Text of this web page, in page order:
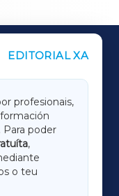
EDITORIAL XA
profesionais,
Para poder
,
o teu